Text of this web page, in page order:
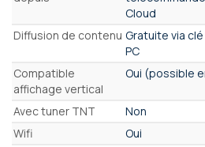
Cloud
Diffusion de contenu Gratuite via clé
PC
Compatible
affichage vertical
Oui (possible
Avec tuner TNT
Non
Wifi
Oui